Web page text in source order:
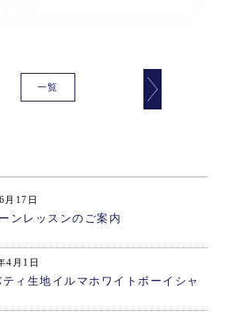
一覧
月17日
ンレッスンのご案内
4月1日
ィ生地イルマホワイトボーイシャ